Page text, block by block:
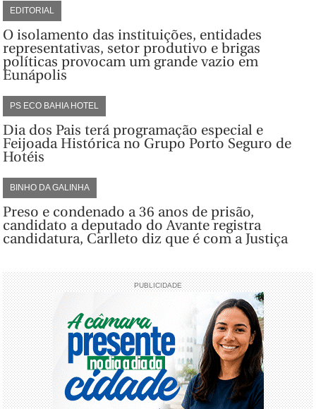
EDITORIAL
O isolamento das instituições, entidades
representativas, setor produtivo e brigas
políticas provocam um grande vazio em
Eunápolis
PS ECO BAHIA HOTEL
Dia dos Pais terá programação especial e
Feijoada Histórica no Grupo Porto Seguro de
Hotéis
BINHO DA GALINHA
Preso e condenado a 36 anos de prisão,
candidato a deputado do Avante registra
candidatura, Carlleto diz que é com a Justiça
PUBLICIDADE